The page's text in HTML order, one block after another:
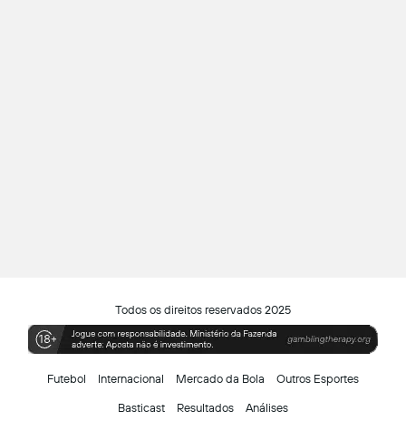
Todos os direitos reservados 2025
Futebol Internacional Mercado da Bola Outros Esportes
Basticast Resultados Análises